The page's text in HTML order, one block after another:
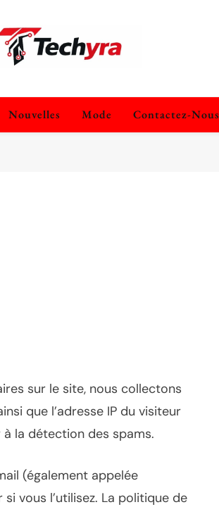
Nouvelles Mode Contactez-Nous
sur le site, nous collectons
que l’adresse IP du visiteur
la détection des spams.
(également appelée
vous l’utilisez. La politique de